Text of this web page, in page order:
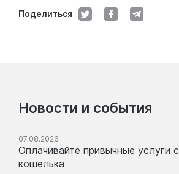
Поделиться
Новости и события
07.08.2026
Оплачивайте привычные услуги
кошелька